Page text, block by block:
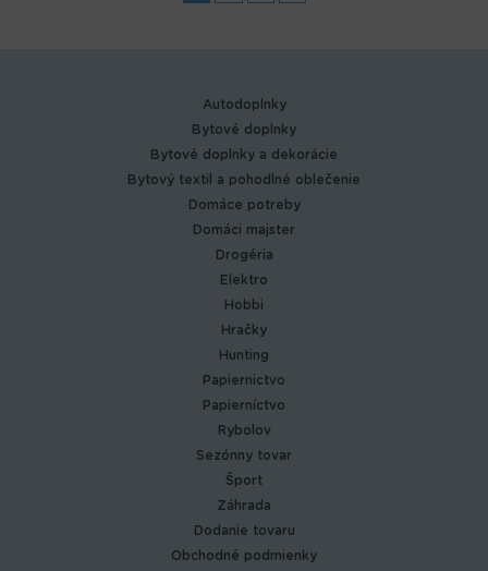
Autodoplnky
Bytové doplnky
Bytové doplnky a dekorácie
Bytový textil a pohodlné oblečenie
Domáce potreby
Domáci majster
Drogéria
Elektro
Hobbi
Hračky
Hunting
Papiernictvo
Papierníctvo
Rybolov
Sezónny tovar
Šport
Záhrada
Dodanie tovaru
Obchodné podmienky